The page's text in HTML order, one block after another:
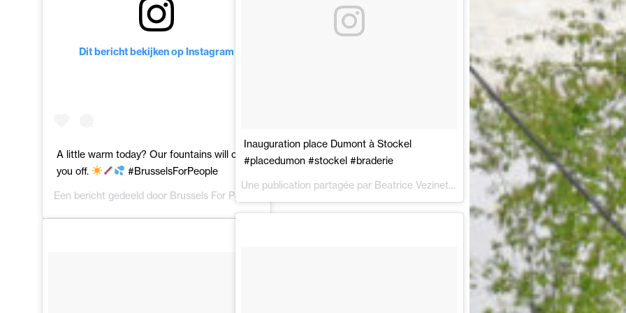
Dit bericht bekijken op Instagram
A little warm today? Our fountains will cool
you off.
#BrusselsForPeople
Een bericht gedeeld door Brussels For People 26 Jul 2018 om 12:18 (PDT)
Inauguration place Dumont à Stockel
#placedumon #stockel #braderie
Une publication partagée par Beatrice Vezinet(@beavezinet) le3 Juin 2018 à 5 :34